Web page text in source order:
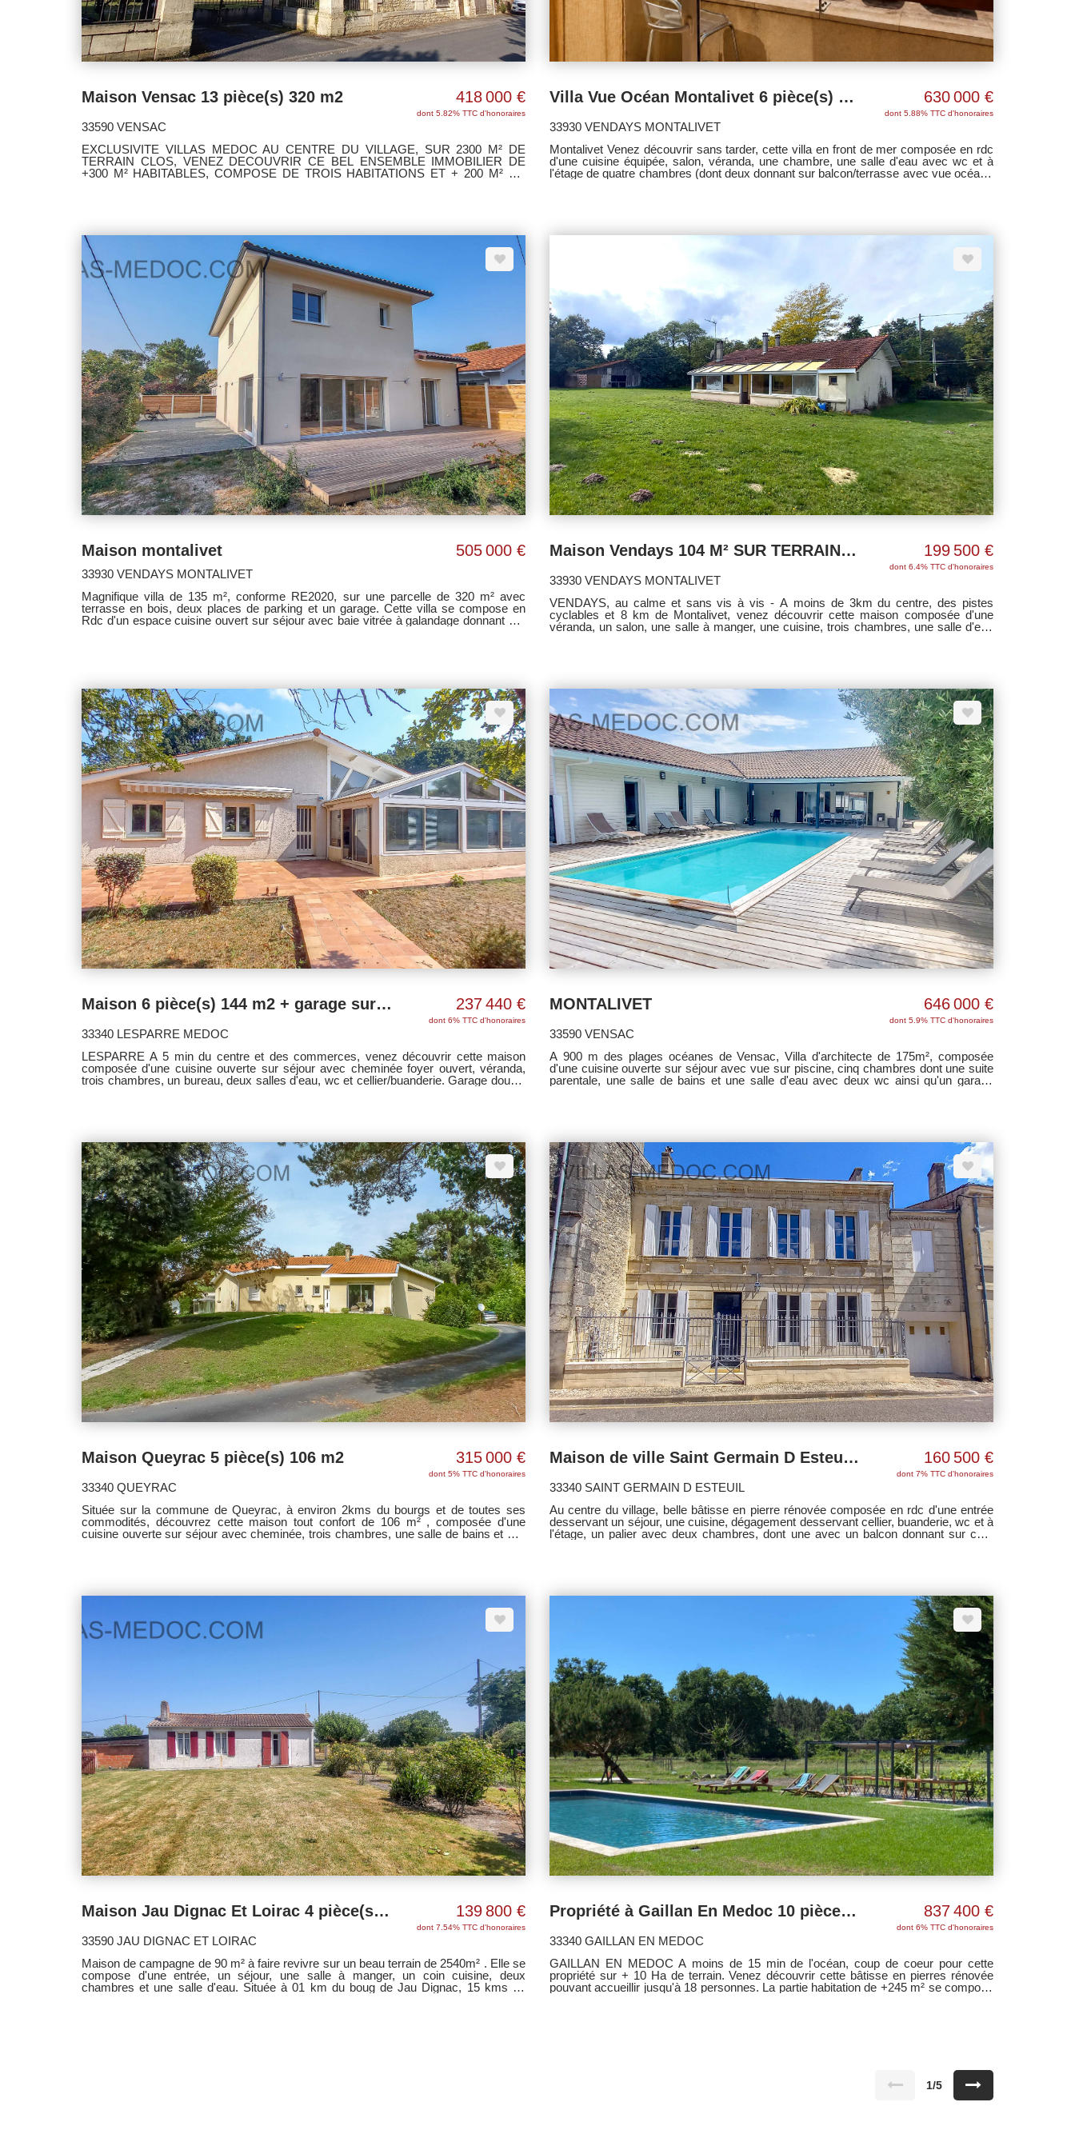
Maison Vensac 13 pièce(s) 320 m2 418 000 €
dont 5.82% TTC d'honoraires
33590 VENSAC
EXCLUSIVITE VILLAS MEDOC AU CENTRE DU VILLAGE, SUR 2300 M² DE
TERRAIN CLOS, VENEZ DECOUVRIR CE BEL ENSEMBLE IMMOBILIER DE
+300 M² HABITABLES, COMPOSE DE TROIS HABITATIONS ET + 200 M² DE
Villa Vue Océan Montalivet 6 pièce(s) 125 m2 630 000 €
dont 5.88% TTC d'honoraires
33930 VENDAYS MONTALIVET
Montalivet Venez découvrir sans tarder, cette villa en front de mer composée en rdc
d'une cuisine équipée, salon, véranda, une chambre, une salle d'eau avec wc et à
l'étage de quatre chambres (dont deux donnant sur balcon/terrasse avec vue océan),
Maison montalivet 505 000 €
33930 VENDAYS MONTALIVET
Magnifique villa de 135 m², conforme RE2020, sur une parcelle de 320 m² avec
terrasse en bois, deux places de parking et un garage. Cette villa se compose en
Rdc d'un espace cuisine ouvert sur séjour avec baie vitrée à galandage donnant sur
Maison Vendays 104 M² SUR TERRAIN + 2900 M² 199 500 €
dont 6.4% TTC d'honoraires
33930 VENDAYS MONTALIVET
VENDAYS, au calme et sans vis à vis - A moins de 3km du centre, des pistes
cyclables et 8 km de Montalivet, venez découvrir cette maison composée d'une
véranda, un salon, une salle à manger, une cuisine, trois chambres, une salle d'eau
Maison 6 pièce(s) 144 m2 + garage sur + 2300 m² de terrain 237 440 €
dont 6% TTC d'honoraires
33340 LESPARRE MEDOC
LESPARRE A 5 min du centre et des commerces, venez découvrir cette maison
composée d'une cuisine ouverte sur séjour avec cheminée foyer ouvert, véranda,
trois chambres, un bureau, deux salles d'eau, wc et cellier/buanderie. Garage double
MONTALIVET 646 000 €
dont 5.9% TTC d'honoraires
33590 VENSAC
A 900 m des plages océanes de Vensac, Villa d'architecte de 175m², composée
d'une cuisine ouverte sur séjour avec vue sur piscine, cinq chambres dont une suite
parentale, une salle de bains et une salle d'eau avec deux wc ainsi qu'un garage
Maison Queyrac 5 pièce(s) 106 m2 315 000 €
dont 5% TTC d'honoraires
33340 QUEYRAC
Située sur la commune de Queyrac, à environ 2kms du bourgs et de toutes ses
commodités, découvrez cette maison tout confort de 106 m² , composée d'une
cuisine ouverte sur séjour avec cheminée, trois chambres, une salle de bains et wc.
Maison de ville Saint Germain D Esteuil 4 pièce(s) 117 m2 160 500 €
dont 7% TTC d'honoraires
33340 SAINT GERMAIN D ESTEUIL
Au centre du village, belle bâtisse en pierre rénovée composée en rdc d'une entrée
desservant un séjour, une cuisine, dégagement desservant cellier, buanderie, wc et à
l'étage, un palier avec deux chambres, dont une avec un balcon donnant sur cour
Maison Jau Dignac Et Loirac 4 pièce(s) 90 m2 139 800 €
dont 7.54% TTC d'honoraires
33590 JAU DIGNAC ET LOIRAC
Maison de campagne de 90 m² à faire revivre sur un beau terrain de 2540m² . Elle se
compose d'une entrée, un séjour, une salle à manger, un coin cuisine, deux
chambres et une salle d'eau. Située à 01 km du boug de Jau Dignac, 15 kms de
Propriété à Gaillan En Medoc 10 pièce(s) 247 m2 sur 10 Ha 837 400 €
dont 6% TTC d'honoraires
33340 GAILLAN EN MEDOC
GAILLAN EN MEDOC A moins de 15 min de l'océan, coup de coeur pour cette
propriété sur + 10 Ha de terrain. Venez découvrir cette bâtisse en pierres rénovée
pouvant accueillir jusqu'à 18 personnes. La partie habitation de +245 m² se compose
chevaux. Piscine chauffée avec volet roulant électrique. Idéal pour les amoureux de
1/5